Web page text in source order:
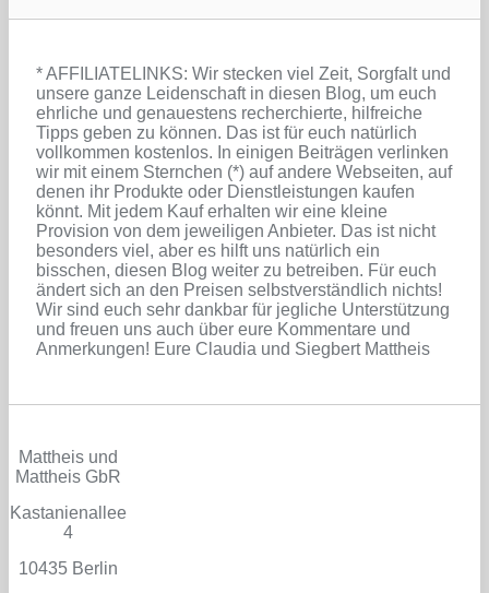
* AFFILIATELINKS: Wir stecken viel Zeit, Sorgfalt und
unsere ganze Leidenschaft in diesen Blog, um euch
ehrliche und genauestens recherchierte, hilfreiche
Tipps geben zu können. Das ist für euch natürlich
vollkommen kostenlos. In einigen Beiträgen verlinken
wir mit einem Sternchen (*) auf andere Webseiten, auf
denen ihr Produkte oder Dienstleistungen kaufen
könnt. Mit jedem Kauf erhalten wir eine kleine
Provision von dem jeweiligen Anbieter. Das ist nicht
besonders viel, aber es hilft uns natürlich ein
bisschen, diesen Blog weiter zu betreiben. Für euch
ändert sich an den Preisen selbstverständlich nichts!
Wir sind euch sehr dankbar für jegliche Unterstützung
und freuen uns auch über eure Kommentare und
Anmerkungen! Eure Claudia und Siegbert Mattheis
Mattheis und
Mattheis GbR
Kastanienallee
4
10435 Berlin